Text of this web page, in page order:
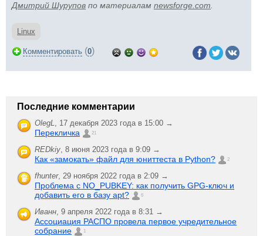
Дмитрий Шурупов по материалам newsforge.com
Linux
Комментировать (0)
Последние комментарии
OlegL, 17 декабря 2023 года в 15:00 →
Перекличка 21
REDkiy, 8 июня 2023 года в 9:09 →
Как «замокать» файл для юниттеста в Python? 2
fhunter, 29 ноября 2022 года в 2:09 →
Проблема с NO_PUBKEY: как получить GPG-ключ и
добавить его в базу apt?
6
Иванн, 9 апреля 2022 года в 8:31 →
Ассоциация РАСПО провела первое учредительное
собрание
1